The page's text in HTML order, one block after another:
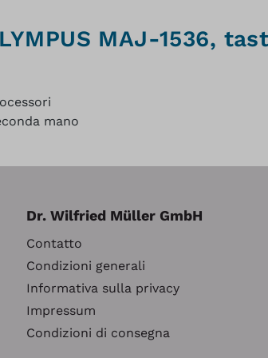
MAJ-1536,
mano
Dr. Wilfried Müller GmbH
Contatto
Condizioni generali
Informativa sulla privacy
Impressum
Condizioni di consegna